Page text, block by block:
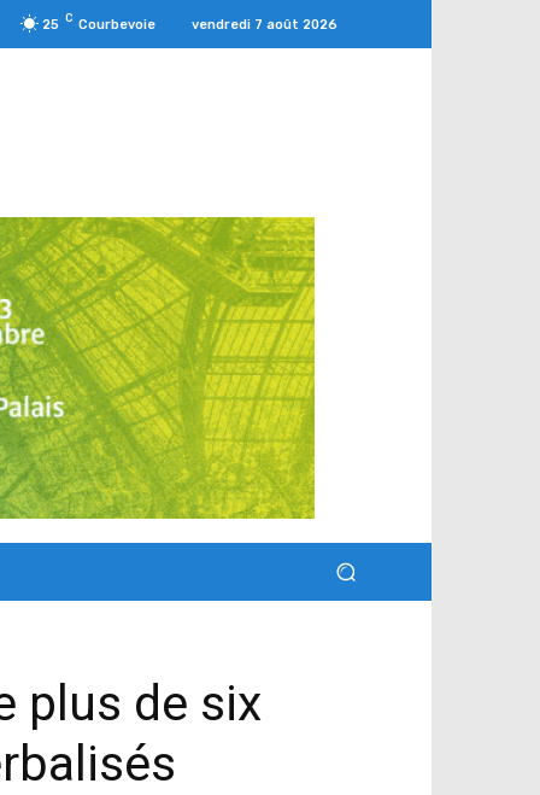
25 C Courbevoie vendredi 7 août 2026
plus de six